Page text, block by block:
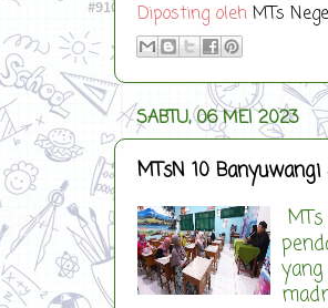
Diposting oleh MTs
SABTU, 06 MEI 2023
MTsN 10